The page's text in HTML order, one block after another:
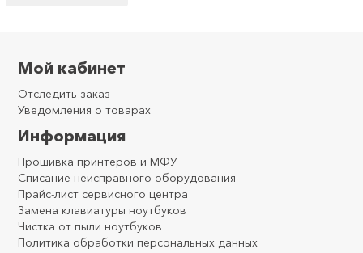
Мой кабинет
Отследить заказ
Уведомления о товарах
Информация
Прошивка принтеров и МФУ
Списание неисправного оборудования
Прайс-лист сервисного центра
Замена клавиатуры ноутбуков
Чистка от пыли ноутбуков
Политика обработки персональных данных